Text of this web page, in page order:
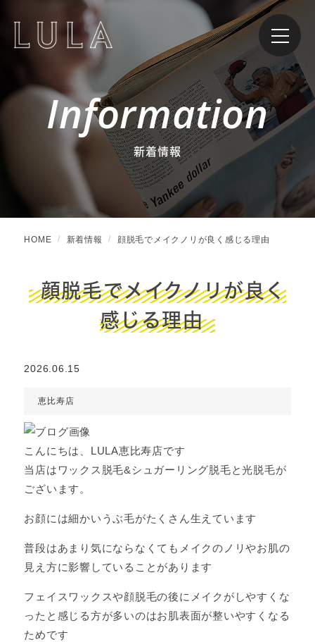
Information
新着情報
HOME 新着情報 顔脱毛でメイクノリが良く感じる理由
顔脱毛でメイクノリが良く
感じる理由
2026.06.15
恵比寿店
こんにちは、LULA恵比寿店です
当店はワックス脱毛&シュガーリング脱毛と光脱毛が
ございます。
お顔には細かいうぶ毛がたくさん生えています
普段はあまり気にならなくてもメイクのノリやお肌の
見え方に影響していることがあります
フェイスワックスや顔脱毛の後にメイクがしやすくな
ったと感じる方が多いのはお肌表面が整いやすくなる
ためです